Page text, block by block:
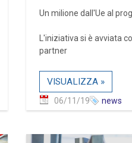
Un milione dall'Ue al
L'iniziativa si è avviata
partner
VISUALIZZA »
06/11/19 news